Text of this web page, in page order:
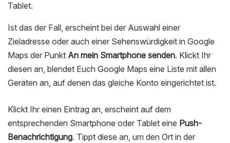
Tablet.
Ist das der Fall, erscheint bei der Auswahl einer
Zieladresse oder auch einer Sehenswürdigkeit in Google
Maps der Punkt An mein Smartphone senden. Klickt Ihr
diesen an, blendet Euch Google Maps eine Liste mit allen
Geräten an, auf denen das gleiche Konto eingerichtet ist.
Klickt Ihr einen Eintrag an, erscheint auf dem
entsprechenden Smartphone oder Tablet eine Push-
Benachrichtigung. Tippt diese an, um den Ort in der